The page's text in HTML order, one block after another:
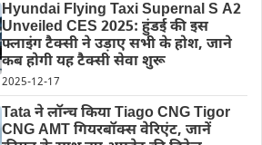
Hyundai Flying Taxi Supernal S A2
Unveiled CES 2025: हुंडई की इस
फ्लाइंग टैक्सी ने उड़ाए सभी के होश, जाने
कब होगी यह टैक्सी सेवा शुरू
2025-12-17
Tata ने लॉन्च किया Tiago CNG Tigor
CNG AMT गियरबॉक्स वेरिएंट, जानें